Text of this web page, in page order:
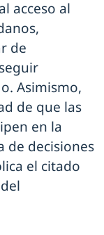
acceso al
de
Asimismo,
de que las
en la
de decisiones
el citado